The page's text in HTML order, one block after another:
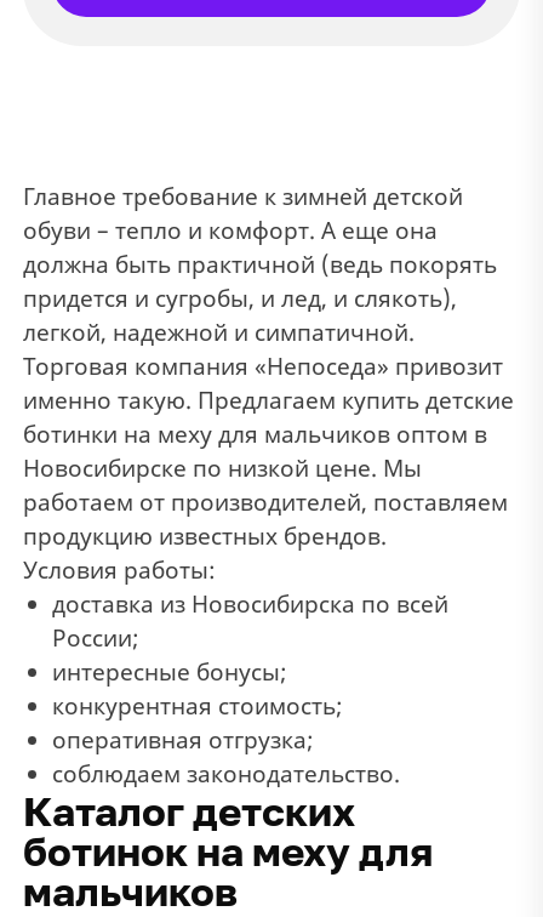
Главное требование к зимней детской
обуви – тепло и комфорт. А еще она
должна быть практичной (ведь покорять
придется и сугробы, и лед, и слякоть),
легкой, надежной и симпатичной.
Торговая компания «Непоседа» привозит
именно такую. Предлагаем купить детские
ботинки на меху для мальчиков оптом в
Новосибирске по низкой цене. Мы
работаем от производителей, поставляем
продукцию известных брендов.
Условия работы:
доставка из Новосибирска по всей
России;
интересные бонусы;
конкурентная стоимость;
оперативная отгрузка;
соблюдаем законодательство.
Каталог детских
ботинок на меху для
мальчиков